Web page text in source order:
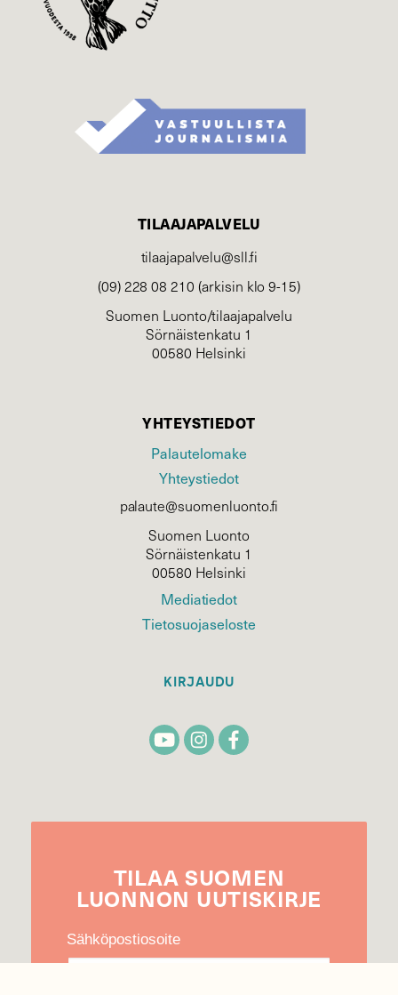
TILAAJAPALVELU
tilaajapalvelu@sll.fi
(09) 228 08 210 (arkisin klo 9-15)
Suomen Luonto/tilaajapalvelu
Sörnäistenkatu 1
00580 Helsinki
YHTEYSTIEDOT
Palautelomake
Yhteystiedot
palaute@suomenluonto.fi
Suomen Luonto
Sörnäistenkatu 1
00580 Helsinki
Mediatiedot
Tietosuojaseloste
KIRJAUDU
TILAA SUOMEN
LUONNON UUTIS­KIRJE
Sähköpostiosoite